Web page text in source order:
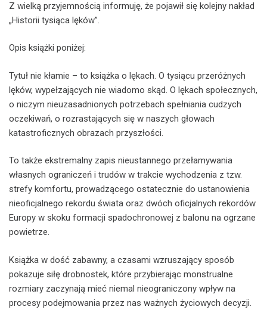
Z wielką przyjemnością informuję, że pojawił się kolejny nakład
„Historii tysiąca lęków”.
Opis książki poniżej:
Tytuł nie kłamie – to książka o lękach. O tysiącu przeróżnych
lęków, wypełzających nie wiadomo skąd. O lękach społecznych,
o niczym nieuzasadnionych potrzebach spełniania cudzych
oczekiwań, o rozrastających się w naszych głowach
katastroficznych obrazach przyszłości.
To także ekstremalny zapis nieustannego przełamywania
własnych ograniczeń i trudów w trakcie wychodzenia z tzw.
strefy komfortu, prowadzącego ostatecznie do ustanowienia
nieoficjalnego rekordu świata oraz dwóch oficjalnych rekordów
Europy w skoku formacji spadochronowej z balonu na ogrzane
powietrze.
Książka w dość zabawny, a czasami wzruszający sposób
pokazuje siłę drobnostek, które przybierając monstrualne
rozmiary zaczynają mieć niemal nieograniczony wpływ na
procesy podejmowania przez nas ważnych życiowych decyzji.